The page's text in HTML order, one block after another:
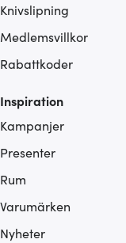
Knivslipning
Medlemsvillkor
Rabattkoder
Inspiration
Kampanjer
Presenter
Rum
Varumärken
Nyheter